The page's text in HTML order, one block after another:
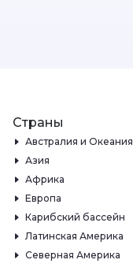
Страны
Австралия и Океания
Азия
Африка
Европа
Карибский бассейн
Латинская Америка
Северная Америка